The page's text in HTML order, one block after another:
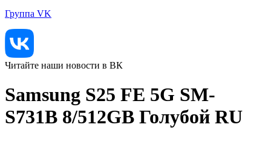
Группа VK
Читайте наши новости в ВК
Samsung S25 FE 5G SM-
S731B 8/512GB Голубой RU